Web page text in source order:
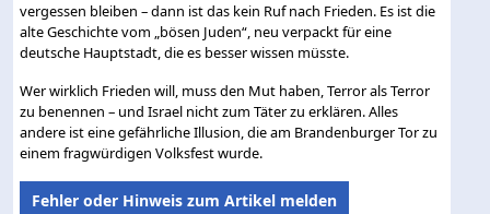
vergessen bleiben – dann ist das kein Ruf nach Frieden. Es ist die
alte Geschichte vom „bösen Juden“, neu verpackt für eine
deutsche Hauptstadt, die es besser wissen müsste.
Wer wirklich Frieden will, muss den Mut haben, Terror als Terror
zu benennen – und Israel nicht zum Täter zu erklären. Alles
andere ist eine gefährliche Illusion, die am Brandenburger Tor zu
einem fragwürdigen Volksfest wurde.
Fehler oder Hinweis zum Artikel melden